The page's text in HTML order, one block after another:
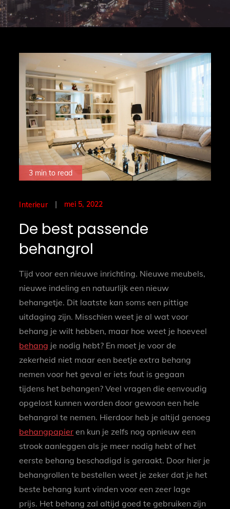
3 min to read
Interieur
Posted
mei 5, 2022
De best passende
behangrol
Tijd voor een nieuwe inrichting. Nieuwe meubels,
nieuwe indeling en natuurlijk een nieuw
behangetje. Dit laatste kan soms een pittige
uitdaging zijn. Misschien weet je al wat voor
behang je wilt hebben, maar hoe weet je hoeveel
behang je nodig hebt? En moet je voor de
zekerheid niet maar een beetje extra behang
nemen voor het geval er iets fout is gegaan
tijdens het behangen? Veel vragen die eenvoudig
opgelost kunnen worden door gewoon een hele
behangrol te nemen. Hierdoor heb je altijd genoeg
behangpapier en kun je zelfs nog opnieuw een
strook aanleggen als je meer nodig hebt of het
eerste behang beschadigd is geraakt. Door hier je
behangrollen te bestellen weet je zeker dat je het
beste behang kunt vinden voor een zeer lage
prijs. Het behang zal altijd goed te gebruiken zijn